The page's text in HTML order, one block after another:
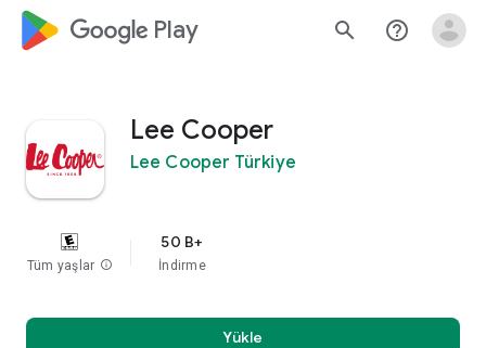
google_logo Play search help_outline
Lee Cooper
Lee Cooper Türkiye
Tüm yaşlar info
50 B+
İndirme
Yükle